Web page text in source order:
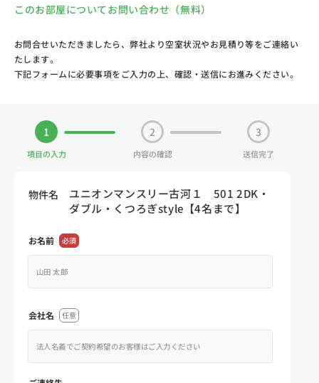
このお部屋についてお問い合わせ（無料）
お問合せいただきましたら、弊社より空室状況やお見積り等をご連絡い
たします。
下記フォームに必要事項をご入力の上、確認・送信にお進みください。
1
項目の入力
2
内容の確認
3
送信完了
物件名
ユニオンマンスリー古河１ 501 2DK・
ダブル・くつろぎstyle【4名まで】
お名前 必須
会社名 任意